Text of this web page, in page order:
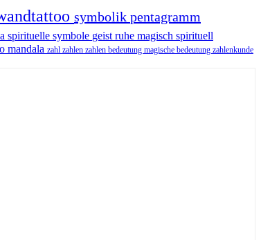
symbolik pentagramm
spirituelle symbole geist ruhe magisch spirituell
mandala zahl zahlen zahlen bedeutung magische bedeutung zahlenkunde